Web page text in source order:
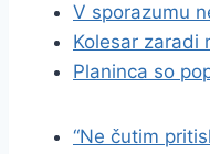
V sporazumu
Kolesar zaradi
Planinca so
“Ne čutim